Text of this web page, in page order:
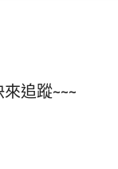
來追蹤~~~